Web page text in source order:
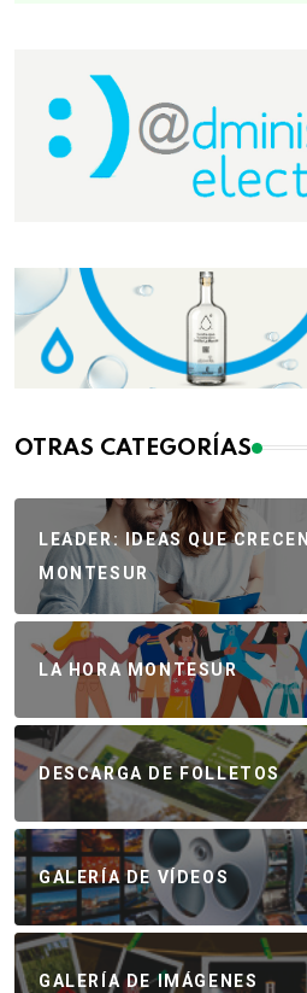
OTRAS CATEGORÍAS
LEADER: IDEAS QUE
MONTESUR
LA HORA MONTESUR
DESCARGA DE FOLLETOS
GALERÍA DE VÍDEOS
GALERÍA DE IMÁGENES